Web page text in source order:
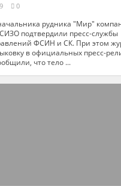
0
рудника "Мир"
подтвердили пресс-службы
ФСИН и СК. При этом
в официальных пресс-
что тело ...